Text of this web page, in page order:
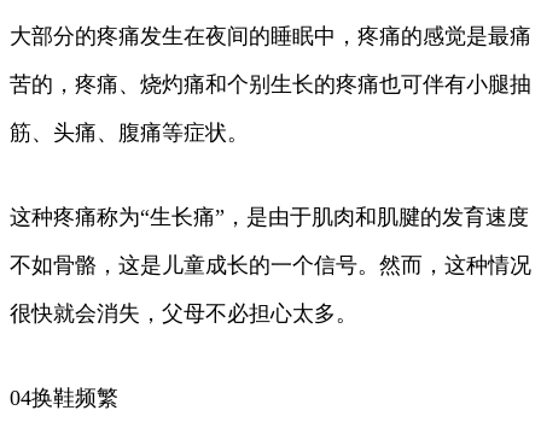
大部分的疼痛发生在夜间的睡眠中，疼痛的感觉是最痛
苦的，疼痛、烧灼痛和个别生长的疼痛也可伴有小腿抽
筋、头痛、腹痛等症状。
这种疼痛称为“生长痛”，是由于肌肉和肌腱的发育速度
不如骨骼，这是儿童成长的一个信号。然而，这种情况
很快就会消失，父母不必担心太多。
04换鞋频繁